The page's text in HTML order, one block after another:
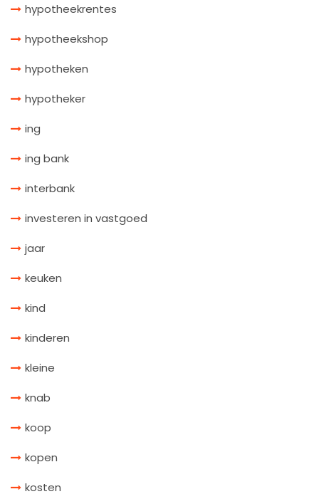
hypotheekrentes
hypotheekshop
hypotheken
hypotheker
ing
ing bank
interbank
investeren in vastgoed
jaar
keuken
kind
kinderen
kleine
knab
koop
kopen
kosten